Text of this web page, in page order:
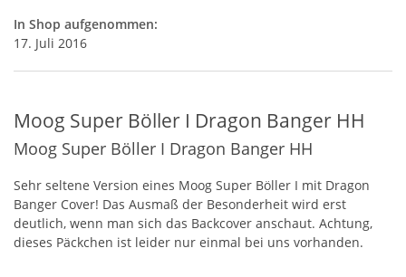
In Shop aufgenommen:
17. Juli 2016
Moog Super Böller I Dragon Banger HH
Moog Super Böller I Dragon Banger HH
Sehr seltene Version eines Moog Super Böller I mit Dragon
Banger Cover! Das Ausmaß der Besonderheit wird erst
deutlich, wenn man sich das Backcover anschaut. Achtung,
dieses Päckchen ist leider nur einmal bei uns vorhanden.